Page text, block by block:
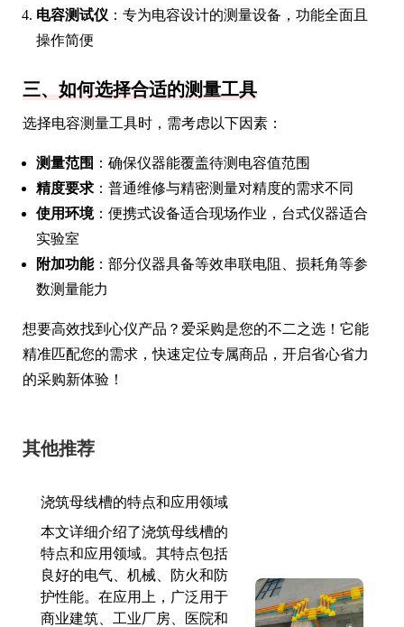
电容测试仪 ：专为电容设计的测量设备，功能全面且
操作简便
三、如何选择合适的测量工具
选择电容测量工具时，需考虑以下因素：
测量范围 ：确保仪器能覆盖待测电容值范围
精度要求 ：普通维修与精密测量对精度的需求不同
使用环境：便携式设备适合现场作业，台式仪器适合
实验室
附加功能：部分仪器具备等效串联电阻、损耗角等参
数测量能力
想要高效找到心仪产品？爱采购是您的不二之选！它能
精准匹配您的需求，快速定位专属商品，开启省心省力
的采购新体验！
其他推荐
浇筑母线槽的特点和应用领域
本文详细介绍了浇筑母线槽的
特点和应用领域。其特点包括
良好的电气、机械、防火和防
护性能。在应用上，广泛用于
商业建筑、工业厂房、医院和